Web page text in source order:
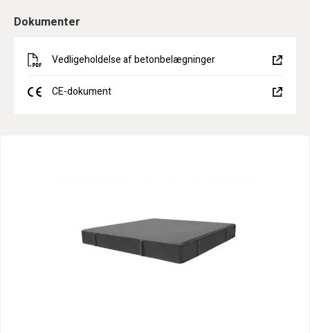
Dokumenter
Vedligeholdelse af betonbelægninger
CE-dokument